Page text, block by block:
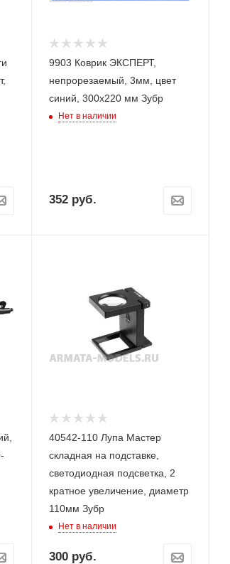
9903 Коврик ЭКСПЕРТ,
непрорезаемый, 3мм, цвет
синий, 300х220 мм Зубр
Нет в наличии
352 руб.
40542-110 Лупа Мастер
складная на подставке,
светодиодная подсветка, 2
кратное увеличение, диаметр
110мм Зубр
Нет в наличии
300 руб.